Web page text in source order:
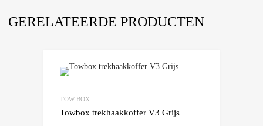
GERELATEERDE PRODUCTEN
TOW BOX
Towbox trekhaakkoffer V3 Grijs